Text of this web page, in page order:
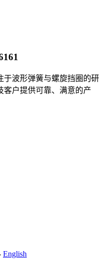
于波形弹簧与螺旋挡圈的研
客户提供可靠、满意的产
English